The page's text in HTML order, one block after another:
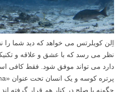
اِلن کویلرتس می خواهد که دید شما
نظر می رسد که با عشق و علاقه و
دارد می تواند موفق شود. فقط کافی
چگونه با صلح در کنار هم قرار گرفته